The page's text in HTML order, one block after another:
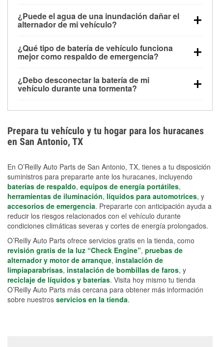
alimentar pequeños accesorios durante un tiempo
limitado, pero el uso repetido sin conducir el vehículo
contar con un equipo de carga de respaldo para
cortes prolongados.
¿Puede el agua de una inundación dañar el
alternador de mi vehículo?
parte baja del compartimento del motor y pueden
dañarse si se sumergen, lo que puede provocar una
días después de la exposición.
¿Qué tipo de batería de vehículo funciona
mejor como respaldo de emergencia?
para aplicaciones de ciclo profundo porque son
selladas, resistentes a las vibraciones y más
¿Debo desconectar la batería de mi
vehículo durante una tormenta?
los daños por inundación. Evitar el agua estancada y
preparar opciones de carga de respaldo son
medidas de protección más efectivas.
Prepara tu vehículo y tu hogar para los huracanes
en San Antonio, TX
En O’Reilly Auto Parts de San Antonio, TX, tienes a tu disposición
suministros para prepararte ante los huracanes, incluyendo
baterías de respaldo, equipos de energía portátiles,
herramientas de iluminación, líquidos para automotrices, y
accesorios de emergencia. Prepararte con anticipación ayuda a
reducir los riesgos relacionados con el vehículo durante
condiciones climáticas severas y cortes de energía prolongados.
O’Reilly Auto Parts ofrece servicios gratis en la tienda, como
revisión gratis de la luz “Check Engine”, pruebas de
alternador y motor de arranque, instalación de
limpiaparabrisas, instalación de bombillas de faros, y
reciclaje de líquidos y baterías. Visita hoy mismo tu tienda
O’Reilly Auto Parts más cercana para obtener más información
sobre nuestros servicios en la tienda.